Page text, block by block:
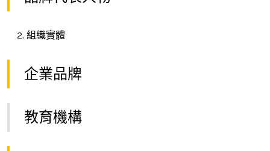
組織實體
企業品牌
教育機構